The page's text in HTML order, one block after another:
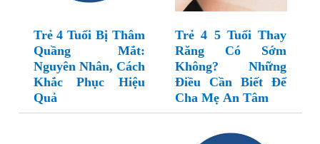
Trẻ 4 Tuổi Bị Thâm
Quầng Mắt:
Nguyên Nhân, Cách
Khắc Phục Hiệu
Quả
Trẻ 4 5 Tuổi Thay
Răng Có Sớm
Không? Những
Điều Cần Biết Để
Cha Mẹ An Tâm